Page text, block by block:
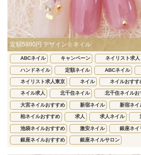
定額5980円 デザイン☆ネイル
ABCネイル キャンペーン ネイリスト求人
ハンドネイル 定額ネイル ABCネイル
ネイリスト求人東京 ネイル ネイルおすす
ネイル求人 北千住ネイル 北千住ネイルお
大宮ネイルおすすめ 新宿ネイル 新宿ネイ
柏ネイルおすすめ 求人 求人ネイル
池袋ネイルおすすめ 激安ネイル 銀座ネイ
銀座ネイルおすすめ 銀座ネイルサロン